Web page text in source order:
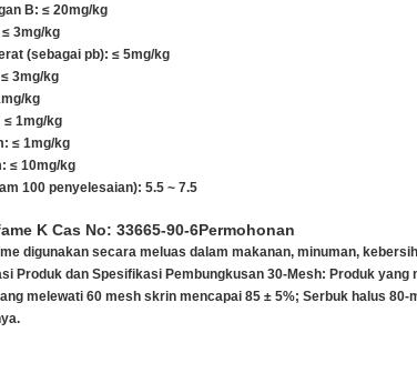
B: ≤ 20mg/kg
3mg/kg
(sebagai pb): ≤ 5mg/kg
3mg/kg
kg
1mg/kg
≤ 1mg/kg
≤ 10mg/kg
100 penyelesaian): 5.5 ~ 7.5
K Cas No: 33665-90-6Permohonan
digunakan secara meluas dalam makanan, minuman,
Produk dan Spesifikasi Pembungkusan 30-Mesh: Produk
melewati 60 mesh skrin mencapai 85 ± 5%; Serbuk halus